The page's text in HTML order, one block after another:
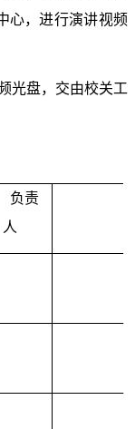
心，进行演讲视频
光盘，交由校关工
负责
人